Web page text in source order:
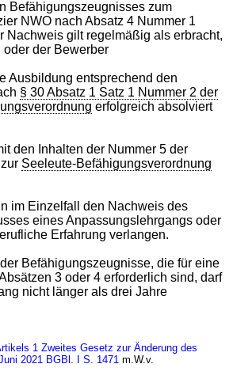
Befähigungszeugnisses zum
NWO nach Absatz 4 Nummer 1
Nachweis gilt regelmäßig als erbracht,
der Bewerber
Ausbildung entsprechend den
§ 30 Absatz 1 Satz 1 Nummer 2 der
erfolgreich absolviert
den Inhalten der Nummer 5 der
Seeleute-Befähigungsverordnung
im Einzelfall den Nachweis des
eines Anpassungslehrgangs oder
Erfahrung verlangen.
Befähigungszeugnisse, die für eine
3 oder 4 erforderlich sind, darf
nicht länger als drei Jahre
1 Zweites Gesetz zur Änderung des
2021 BGBl. I S. 1471 m.W.v.